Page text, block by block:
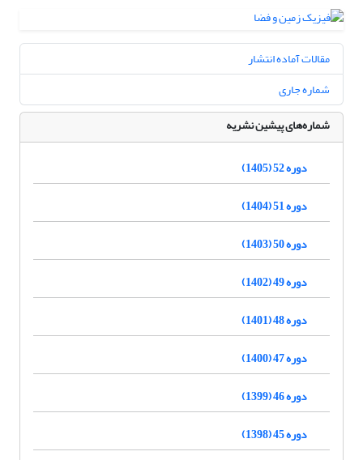
مقالات آماده انتشار
شماره جاری
شماره‌های پیشین نشریه
دوره 52 (1405)
دوره 51 (1404)
دوره 50 (1403)
دوره 49 (1402)
دوره 48 (1401)
دوره 47 (1400)
دوره 46 (1399)
دوره 45 (1398)